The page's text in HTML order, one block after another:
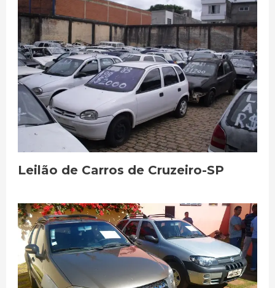
Leilão de Carros de Cruzeiro-SP